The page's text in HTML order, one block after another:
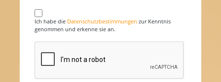
Ich habe die Datenschutzbestimmungen zur Kenntnis
genommen und erkenne sie an.